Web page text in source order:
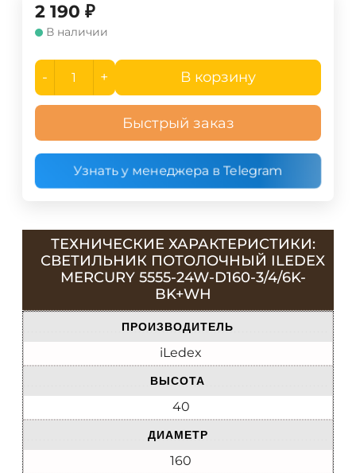
2 190 ₽
В наличии
- + В корзину
Быстрый заказ
Узнать у менеджера в Telegram
ТЕХНИЧЕСКИЕ ХАРАКТЕРИСТИКИ:
СВЕТИЛЬНИК ПОТОЛОЧНЫЙ ILEDEX
MERCURY 5555-24W-D160-3/4/6K-
BK+WH
ПРОИЗВОДИТЕЛЬ
iLedex
ВЫСОТА
40
ДИАМЕТР
160